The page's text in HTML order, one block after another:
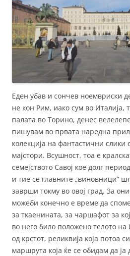
Еден убав и сончев ноемвриски
не кон Рим, иако сум во Италија,
палата во Торино, денес
пишувам во првата наредна
колекција на фантастични слики
мајстори. Всушност, тоа е
семејството Савој кое долг
и тие се главните „виновници“
заврши токму во овој град. За
можеби конечно е време да
за ткаенината, за чаршафот за
во него било положено телото
од крстот, реликвија која потоа
маршрута која ќе се обидам да ја